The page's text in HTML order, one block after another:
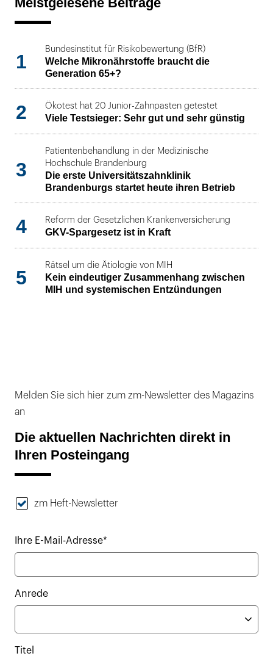
1
Bundesinstitut für Risikobewertung (BfR)
Welche Mikronährstoffe braucht die
Generation 65+?
2 Ökotest hat 20 Junior-Zahnpasten getestet
Viele Testsieger: Sehr gut und sehr günstig
3
Patientenbehandlung in der Medizinische
Hochschule Brandenburg
Die erste Universitätszahnklinik
Brandenburgs startet heute ihren Betrieb
4 Reform der Gesetzlichen Krankenversicherung
GKV-Spargesetz ist in Kraft
5
Rätsel um die Ätiologie von MIH
Kein eindeutiger Zusammenhang zwischen
MIH und systemischen Entzündungen
Melden Sie sich hier zum zm-Newsletter des Magazins
an
Die aktuellen Nachrichten direkt in
Ihren Posteingang
zm Heft-Newsletter
Ihre E-Mail-Adresse*
Anrede
Titel